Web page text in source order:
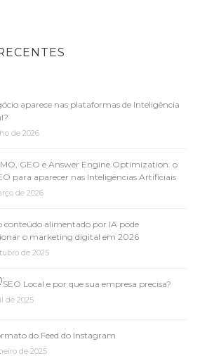
aparece nas plataformas de Inteligência
de 2026
GEO e Answer Engine Optimization: o
para aparecer nas Inteligências Artificiais
de 2026
conteúdo alimentado por IA pode
o marketing digital em 2026
de 2025
SEO Local e por que sua empresa precisa?
de 2025
do Feed do Instagram
de 2025